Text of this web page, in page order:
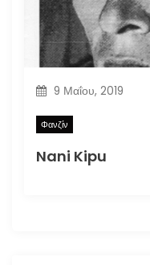
9 Μαΐου, 2019
Φανζίν
Nani Kipu